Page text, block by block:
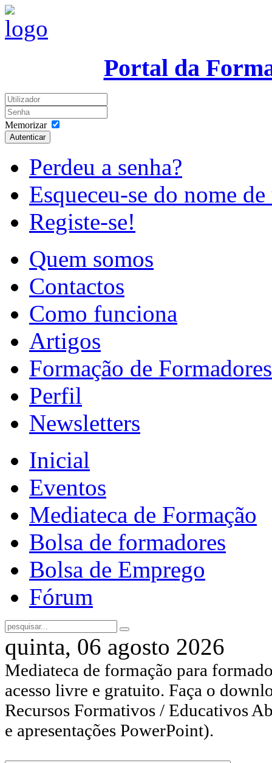
Portal da
Memorizar
Autenticar
Perdeu a senha?
Esqueceu-se do nome
Registe-se!
Quem somos
Contactos
Como funciona
Artigos
Formação de Formadores
Perfil
Newsletters
Inicial
Eventos
Mediateca de Formação
Bolsa de formadores
Bolsa de Emprego
Fórum
quinta, 06 agosto 2026
Mediateca de formação para
acesso livre e gratuito. Faça o
Recursos Formativos / Educativos
e apresentações PowerPoint).